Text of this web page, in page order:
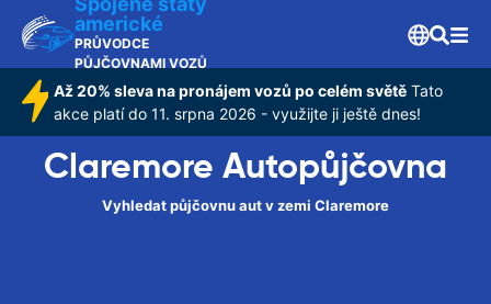
americké
PRŮVODCE
PŮJČOVNAMI VOZŮ
Až 20% sleva na pronájem vozů po celém světě Tato
akce platí do 11. srpna 2026 - využijte ji ještě dnes!
Claremore Autopůjčovna
Vyhledat půjčovnu aut v zemi Claremore